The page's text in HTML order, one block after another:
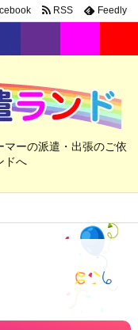
ーの派遣・出張のご依
ドへ
RSS Feedly